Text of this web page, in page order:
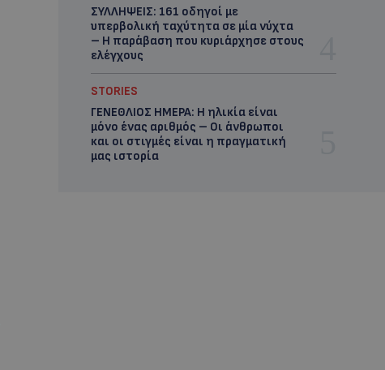
ΣΥΛΛΗΨΕΙΣ: 161 οδηγοί με
υπερβολική ταχύτητα σε μία νύχτα
– Η παράβαση που κυριάρχησε στους
ελέγχους
STORIES
ΓΕΝΕΘΛΙΟΣ ΗΜΕΡΑ: Η ηλικία είναι
μόνο ένας αριθμός – Οι άνθρωποι
και οι στιγμές είναι η πραγματική
μας ιστορία